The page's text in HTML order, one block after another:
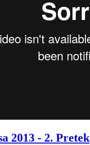
2013 - 2. Pretek